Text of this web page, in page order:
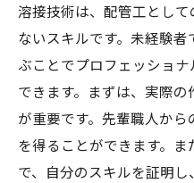
溶接技術は、配管工とし
ないスキルです。未経験
ぶことでプロフェッショ
できます。まずは、実際
が重要です。先輩職人か
を得ることができます。
で、自分のスキルを証明